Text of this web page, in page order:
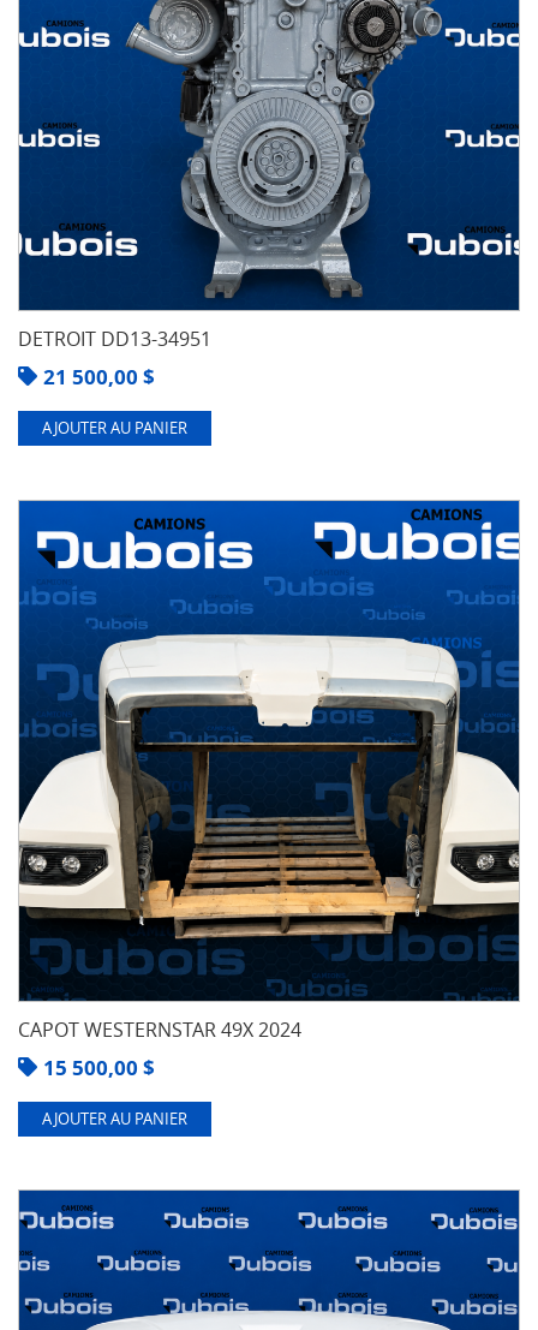
DETROIT DD13-34951
21 500,00 $
AJOUTER AU PANIER
CAPOT WESTERNSTAR 49X 2024
15 500,00 $
AJOUTER AU PANIER